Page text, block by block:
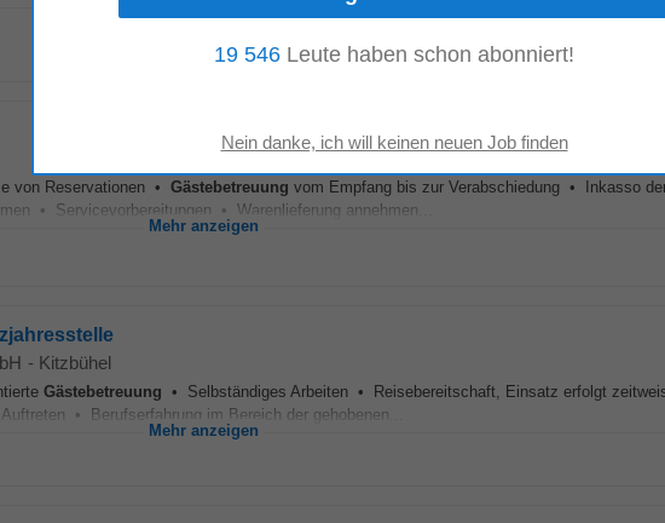
von Reservationen • Gästebetreuung vom Empfang bis zur Verabschiedung • Inkasso
• Servicevorbereitungen • Warenlieferung annehmen...
Mehr anzeigen
- Kitzbühel
Gästebetreuung • Selbständiges Arbeiten • Reisebereitschaft, Einsatz erfolgt
• Berufserfahrung im Bereich der gehobenen...
Mehr anzeigen
19 546 Leute haben schon abonniert!